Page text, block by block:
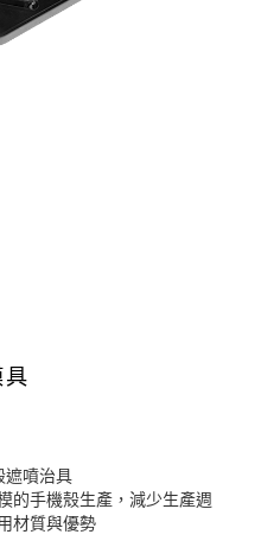
遮噴治具
的手機殼生產，減少生產週
材質與優勢